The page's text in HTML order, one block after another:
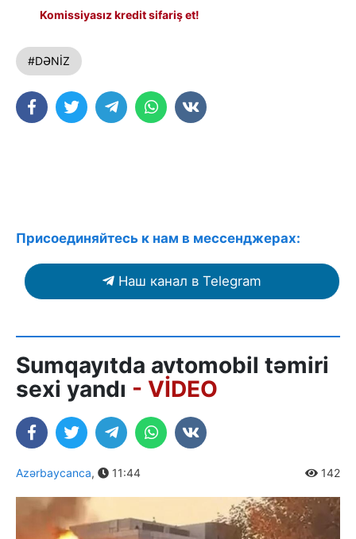
Komissiyasız kredit sifariş et!
#DƏNİZ
Присоединяйтесь к нам в мессенджерах:
Наш канал в Telegram
Sumqayıtda avtomobil təmiri
sexi yandı - VİDEO
Azərbaycanca, 11:44 142